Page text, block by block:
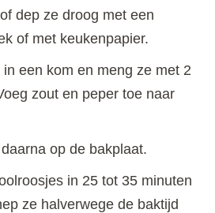
dep ze droog met een
of met keukenpapier.
een kom en meng ze met 2
zout en peper toe naar
op de bakplaat.
in 25 tot 35 minuten
ze halverwege de baktijd